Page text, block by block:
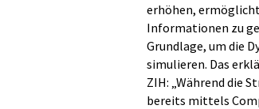
erhöhen,
Informationen zu
Grundlage, um die
simulieren. Das
ZIH: „Während die
bereits mittels